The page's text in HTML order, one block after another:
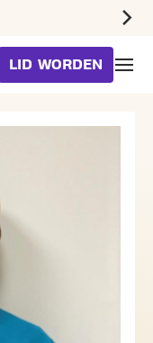
LID WORDEN